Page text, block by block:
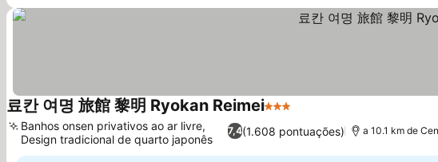
료칸 여명 旅館 黎明 Ryokan Reimei3 Estrelas
7,4(1.608 pontuações)
Banhos onsen privativos ao ar livre,
Design tradicional de quarto japonês
a 10.1 km de